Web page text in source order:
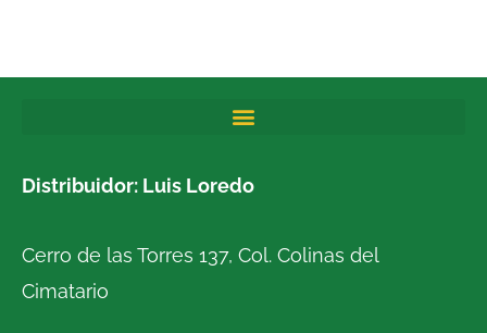
Distribuidor: Luis Loredo
Cerro de las Torres 137, Col. Colinas del
Cimatario